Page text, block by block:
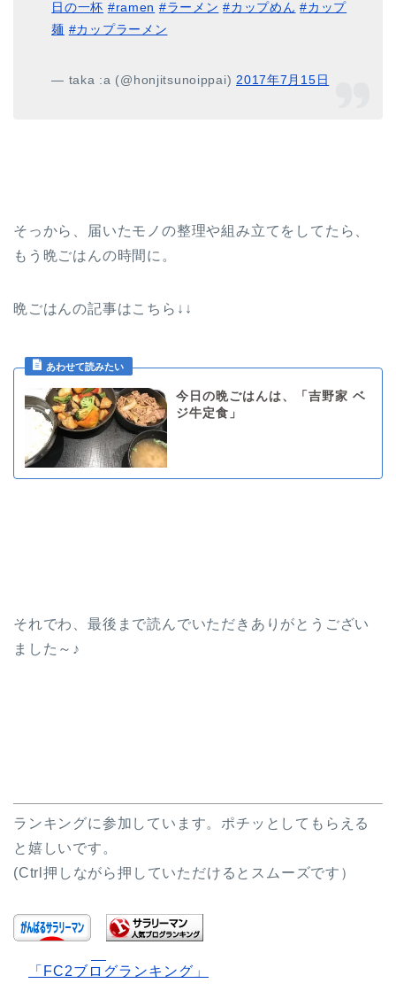
日の一杯 #ramen #ラーメン #カップめん #カップ
麺 #カップラーメン
— taka :a (@honjitsunoippai) 2017年7月15日
そっから、届いたモノの整理や組み立てをしてたら、
もう晩ごはんの時間に。
晩ごはんの記事はこちら↓↓
今日の晩ごはんは、「吉野家 ベ
ジ牛定食」
それでわ、最後まで読んでいただきありがとうござい
ました～♪
ランキングに参加しています。ポチッとしてもらえる
と嬉しいです。
(Ctrl押しながら押していただけるとスムーズです）
「FC2ブログランキング」